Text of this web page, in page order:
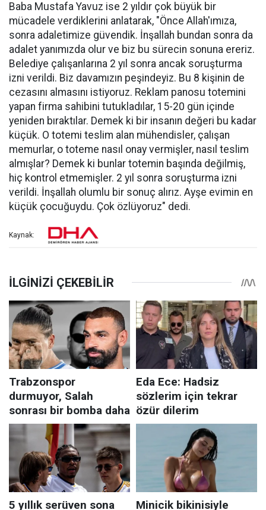
Baba Mustafa Yavuz ise 2 yıldır çok büyük bir
mücadele verdiklerini anlatarak, "Önce Allah'ımıza,
sonra adaletimize güvendik. İnşallah bundan sonra da
adalet yanımızda olur ve biz bu sürecin sonuna ereriz.
Belediye çalışanlarına 2 yıl sonra ancak soruşturma
izni verildi. Biz davamızın peşindeyiz. Bu 8 kişinin de
cezasını almasını istiyoruz. Reklam panosu totemini
yapan firma sahibini tutukladılar, 15-20 gün içinde
yeniden bıraktılar. Demek ki bir insanın değeri bu kadar
küçük. O totemi teslim alan mühendisler, çalışan
memurlar, o toteme nasıl onay vermişler, nasıl teslim
almışlar? Demek ki bunlar totemin başında değilmiş,
hiç kontrol etmemişler. 2 yıl sonra soruşturma izni
verildi. İnşallah olumlu bir sonuç alırız. Ayşe evimin en
küçük çocuğuydu. Çok özlüyoruz" dedi.
Kaynak: